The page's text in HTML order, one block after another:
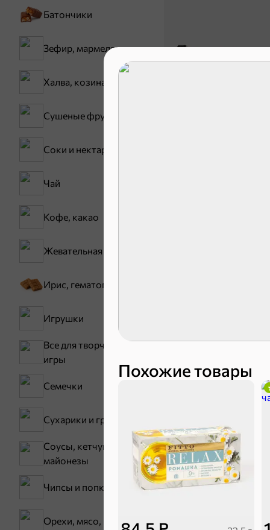
Похожие товары
Батончики
Зефир, мармелад
Халва, козинаки
Сушеные фрукты
Соки и нектары
Чай
Кофе, какао
Жевательная резинка
Ирис, гематоген
Игрушки
Все для творчества,
игры
Семечки
Сухарики и гренки
Соусы, кетчупы,
майонезы
Чипсы и попкорн
Орехи, мясо, рыба
Тараллини
Снеки и
Семечки
Бакалея